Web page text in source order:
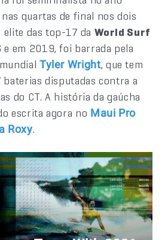
quartas de final nos dois
das top-17 da World Surf
e em 2019, foi barrada pela
Tyler Wright, que tem
disputadas contra a
do CT. A história da gaúcha
escrita agora no Maui Pro
Roxy.